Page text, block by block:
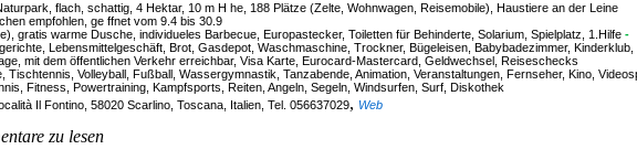
flach, schattig, 4 Hektar, 10 m H he, 188 Plätze (Zelte, Wohnwagen, Reisemobile), Haustiere an der Leine
empfohlen, ge ffnet vom 9.4 bis 30.9
gratis warme Dusche, individueles Barbecue, Europastecker, Toiletten für Behinderte, Solarium, Spielplatz, 1.Hilfe -
Lebensmittelgeschäft, Brot, Gasdepot, Waschmaschine, Trockner, Bügeleisen, Babybadezimmer, Kinderklub,
mit dem öffentlichen Verkehr erreichbar, Visa Karte, Eurocard-Mastercard, Geldwechsel, Reiseschecks
Tischtennis, Volleyball, Fußball, Wassergymnastik, Tanzabende, Animation, Veranstaltungen, Fernseher, Kino,
Fitness, Powertraining, Kampfsports, Reiten, Angeln, Segeln, Windsurfen, Surf, Diskothek
Il Fontino, 58020 Scarlino, Toscana, Italien, Tel. 056637029, Web
zu lesen